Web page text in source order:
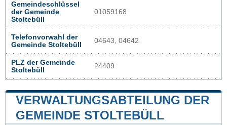
Gemeindeschlüssel
der Gemeinde
Stoltebüll
01059168
Telefonvorwahl der
Gemeinde Stoltebüll
04643, 04642
PLZ der Gemeinde
Stoltebüll
24409
VERWALTUNGSABTEILUNG DER
GEMEINDE STOLTEBÜLL